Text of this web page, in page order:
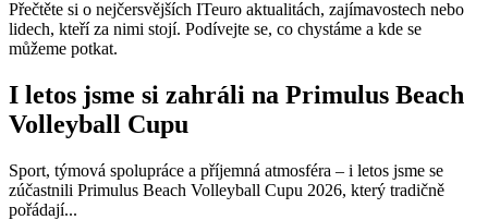
Přečtěte si o nejčersvějších ITeuro aktualitách, zajímavostech nebo
lidech, kteří za nimi stojí. Podívejte se, co chystáme a kde se
můžeme potkat.
I letos jsme si zahráli na Primulus Beach
Volleyball Cupu
Sport, týmová spolupráce a příjemná atmosféra – i letos jsme se
zúčastnili Primulus Beach Volleyball Cupu 2026, který tradičně
pořádají...